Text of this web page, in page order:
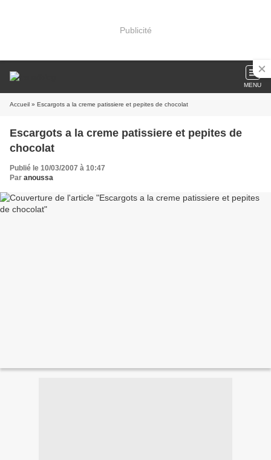
Publicité
MENU
Accueil » Escargots a la creme patissiere et pepites de chocolat
Escargots a la creme patissiere et pepites de
chocolat
Publié le 10/03/2007 à 10:47
Par anoussa